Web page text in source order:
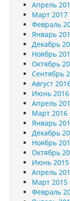
Апрель
Март 2017
Февраль
Январь
Декабрь
Ноябрь
Октябрь
Сентябрь
Август
Июнь 2016
Апрель
Март 2016
Январь
Декабрь
Ноябрь
Октябрь
Июнь 2015
Апрель
Март 2015
Февраль